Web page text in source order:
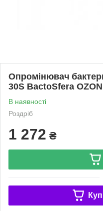
Опромінювач
30S BactoSfera
В наявності
Роздріб
1 272 ₴